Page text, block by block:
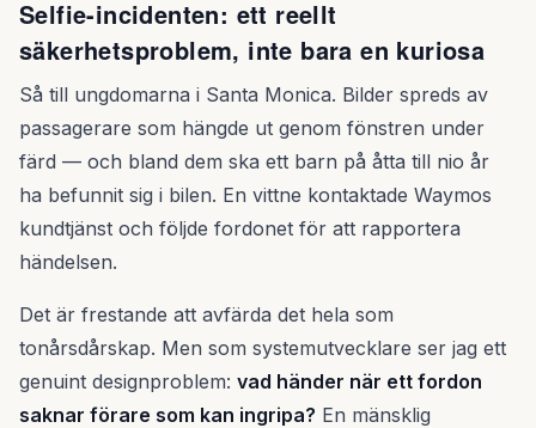
Selfie-incidenten: ett reellt
säkerhetsproblem, inte bara en kuriosa
Så till ungdomarna i Santa Monica. Bilder spreds av
passagerare som hängde ut genom fönstren under
färd — och bland dem ska ett barn på åtta till nio år
ha befunnit sig i bilen. En vittne kontaktade Waymos
kundtjänst och följde fordonet för att rapportera
händelsen.
Det är frestande att avfärda det hela som
tonårsdårskap. Men som systemutvecklare ser jag ett
genuint designproblem: vad händer när ett fordon
saknar förare som kan ingripa? En mänsklig